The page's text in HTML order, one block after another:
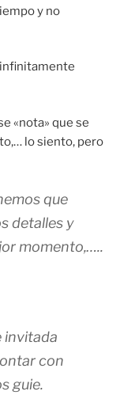
y no
«nota» que se
lo siento, pero
que
detalles y
momento,…..
invitada
con
guie.